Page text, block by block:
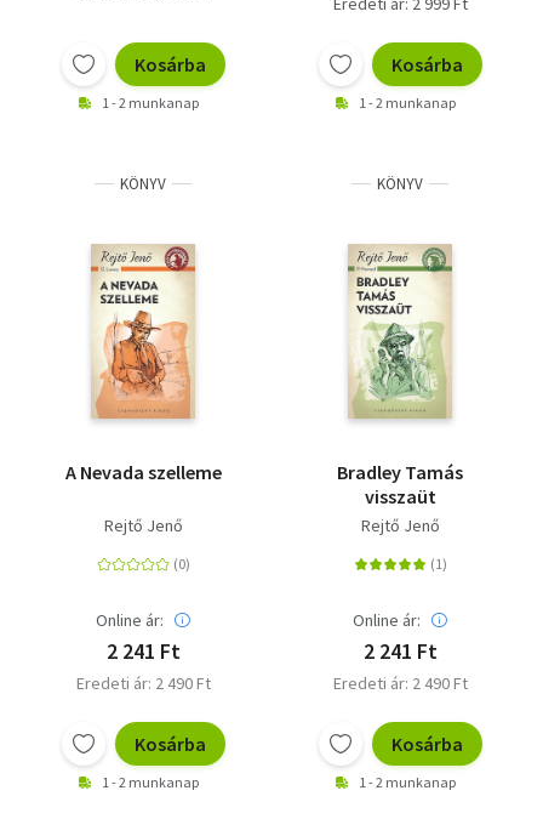
Kosárba
1 - 2 munkanap
Kosárba
1 - 2 munkanap
KÖNYV
A Nevada szelleme
Rejtő Jenő
Online ár:
2 241 Ft
Eredeti ár: 2 490 Ft
Kosárba
1 - 2 munkanap
KÖNYV
Bradley Tamás
visszaüt
Rejtő Jenő
Online ár:
2 241 Ft
Eredeti ár: 2 490 Ft
Kosárba
1 - 2 munkanap